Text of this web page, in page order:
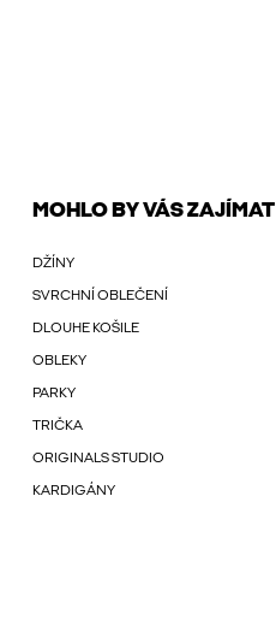
MOHLO BY VÁS ZAJÍMAT
DŽÍNY
SVRCHNÍ OBLEČENÍ
DLOUHE KOŠILE
OBLEKY
PARKY
TRIČKA
ORIGINALS STUDIO
KARDIGÁNY